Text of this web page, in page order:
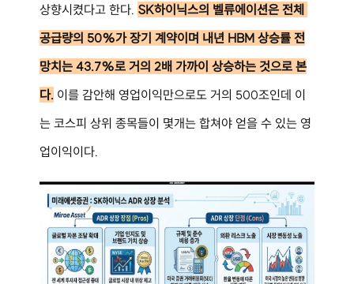
상향시켰다고 한다. SK하이닉스의 벨류에이션은 전체
공급량의 50%가 장기 계약이며 내년 HBM 상승률 전
망치는 43.7%로 거의 2배 가까이 상승하는 것으로 본
다. 이를 감안해 영업이익만으로도 거의 500조인데 이
는 코스피 상위 종목들이 몇개는 합쳐야 얻을 수 있는 영
업이익이다.